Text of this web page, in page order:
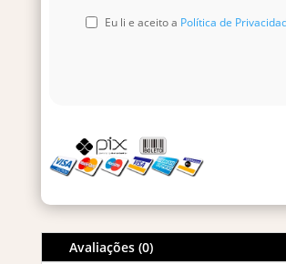
Eu li e aceito a Política de
Avaliações (0)